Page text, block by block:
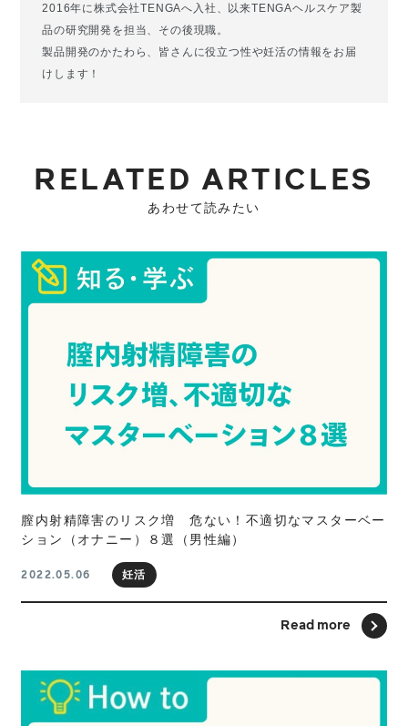
2016年に株式会社TENGAへ入社、以来TENGAヘルスケア製
品の研究開発を担当、その後現職。
製品開発のかたわら、皆さんに役立つ性や妊活の情報をお届
けします！
RELATED ARTICLES
あわせて読みたい
膣内射精障害のリスク増 危ない！不適切なマスターベー
ション（オナニー）８選（男性編）
2022.05.06 妊活
Read more